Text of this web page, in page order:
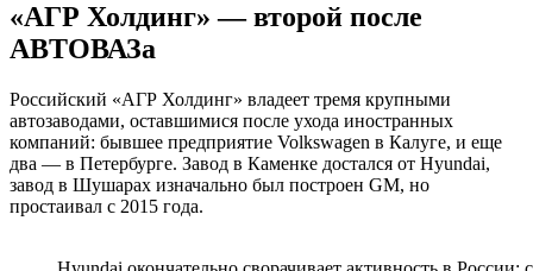
«АГР Холдинг» — второй после
АВТОВАЗа
Российский «АГР Холдинг» владеет тремя крупными
автозаводами, оставшимися после ухода иностранных
компаний: бывшее предприятие Volkswagen в Калуге, и еще
два — в Петербурге. Завод в Каменке достался от Hyundai,
завод в Шушарах изначально был построен GM, но
простаивал с 2015 года.